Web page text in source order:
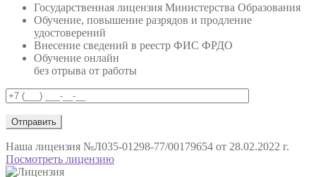
Государственная лицензия Министерства Образования
Обучение, повышение разрядов и продление
удостоверений
Внесение сведений в реестр ФИС ФРДО
Обучение онлайн
без отрыва от работы
Наша лицензия №Л035-01298-77/00179654 от 28.02.2022 г.
Посмотреть лицензию